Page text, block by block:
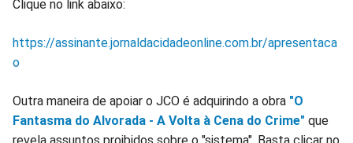
Clique no link abaixo:
https://assinante.jornaldacidadeonline.com.br/apresentaca
o
Outra maneira de apoiar o JCO é adquirindo a obra "O
Fantasma do Alvorada - A Volta à Cena do Crime" que